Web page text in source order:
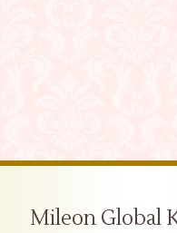
Mileon Global